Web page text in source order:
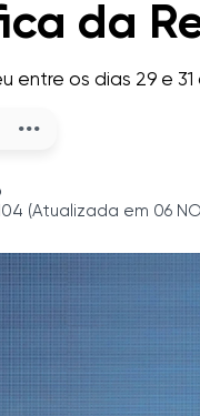
da
entre os dias 29 e
(Atualizada em 06